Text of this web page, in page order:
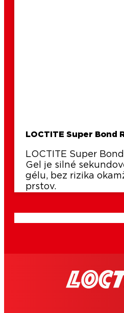
LOCTITE Super Bond
LOCTITE Super
Gel je silné
gélu, bez rizika
prstov.